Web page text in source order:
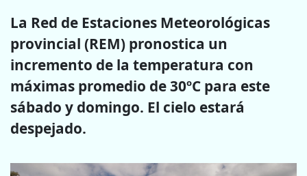
La Red de Estaciones Meteorológicas
provincial (REM) pronostica un
incremento de la temperatura con
máximas promedio de 30ºC para este
sábado y domingo. El cielo estará
despejado.